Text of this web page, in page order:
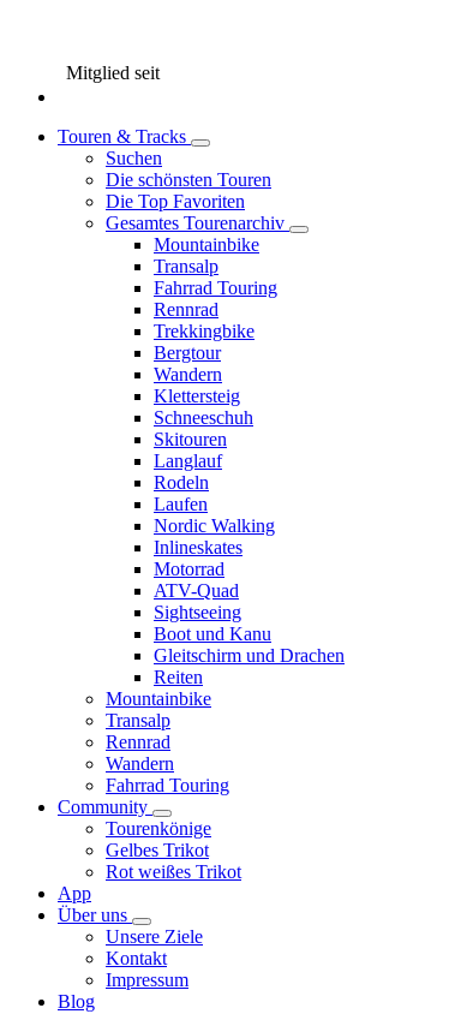
Mitglied seit
Touren & Tracks
Suchen
Die schönsten Touren
Die Top Favoriten
Gesamtes Tourenarchiv
Mountainbike
Transalp
Fahrrad Touring
Rennrad
Trekkingbike
Bergtour
Wandern
Klettersteig
Schneeschuh
Skitouren
Langlauf
Rodeln
Laufen
Nordic Walking
Inlineskates
Motorrad
ATV-Quad
Sightseeing
Boot und Kanu
Gleitschirm und Drachen
Reiten
Mountainbike
Transalp
Rennrad
Wandern
Fahrrad Touring
Community
Tourenkönige
Gelbes Trikot
Rot weißes Trikot
App
Über uns
Unsere Ziele
Kontakt
Impressum
Blog